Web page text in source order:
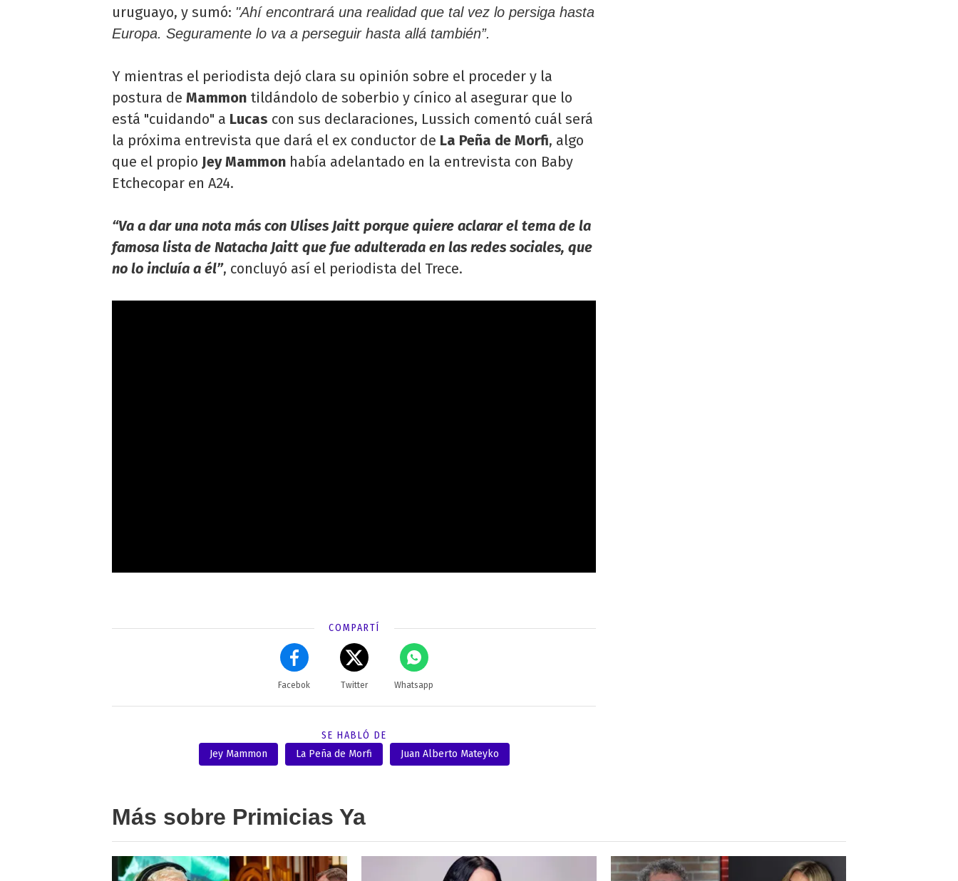
uruguayo, y sumó: "Ahí encontrará una realidad que tal vez lo persiga hasta
Europa. Seguramente lo va a perseguir hasta allá también”.
Y mientras el periodista dejó clara su opinión sobre el proceder y la
postura de Mammon tildándolo de soberbio y cínico al asegurar que lo
está "cuidando" a Lucas con sus declaraciones, Lussich comentó cuál será
la próxima entrevista que dará el ex conductor de La Peña de Morfi, algo
que el propio Jey Mammon había adelantado en la entrevista con Baby
Etchecopar en A24.
“Va a dar una nota más con Ulises Jaitt porque quiere aclarar el tema de la
famosa lista de Natacha Jaitt que fue adulterada en las redes sociales, que
no lo incluía a él”, concluyó así el periodista del Trece.
COMPARTÍ
Facebok Twitter Whatsapp
SE HABLÓ DE
Jey Mammon
La Peña de Morfi Juan Alberto Mateyko
Más sobre Primicias Ya